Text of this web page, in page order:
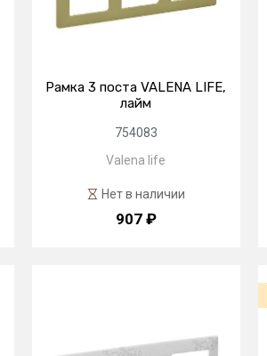
Рамка 3 поста VALENA LIFE,
лайм
754083
Valena life
Нет в наличии
907 ₽